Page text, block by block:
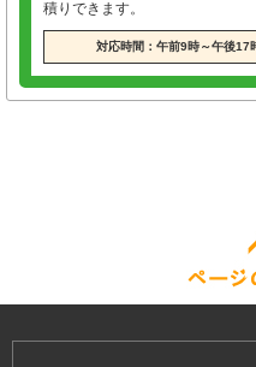
積りできます。
対応時間：午前9時～午後17